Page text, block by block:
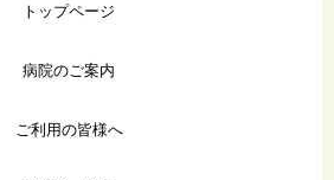
トップページ
病院のご案内
ご利用の皆様へ